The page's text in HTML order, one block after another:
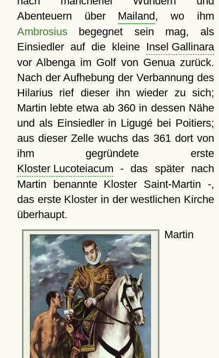
Abenteuern über Mailand , wo ihm
Ambrosiusbegegnet sein mag, als
Einsiedler auf die kleine Insel Gallinara
vor Albenga im Golf von Genua zurück.
Nach der Aufhebung der Verbannung des
Hilarius rief dieser ihn wieder zu sich;
Martin lebte etwa ab 360 in dessen Nähe
und als Einsiedler in Ligugé bei Poitiers;
aus dieser Zelle wuchs das 361 dort von
ihm gegründete erste
Kloster Lucoteiacum - das später nach
Martin benannte Kloster Saint-Martin -,
das erste Kloster in der westlichen Kirche
überhaupt.
Martin